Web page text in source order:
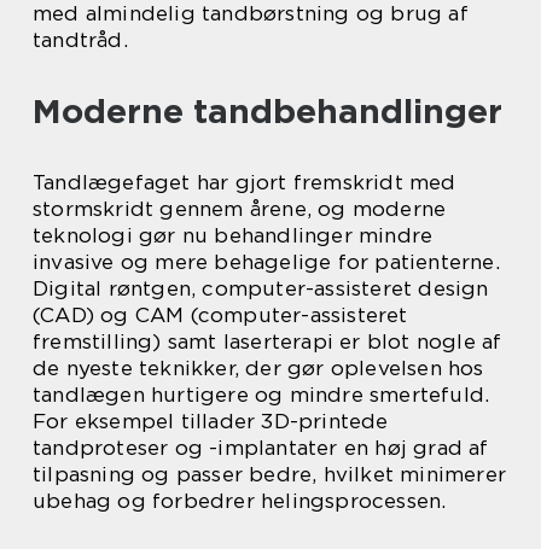
med almindelig tandbørstning og brug af
tandtråd.
Moderne tandbehandlinger
Tandlægefaget har gjort fremskridt med
stormskridt gennem årene, og moderne
teknologi gør nu behandlinger mindre
invasive og mere behagelige for patienterne.
Digital røntgen, computer-assisteret design
(CAD) og CAM (computer-assisteret
fremstilling) samt laserterapi er blot nogle af
de nyeste teknikker, der gør oplevelsen hos
tandlægen hurtigere og mindre smertefuld.
For eksempel tillader 3D-printede
tandproteser og -implantater en høj grad af
tilpasning og passer bedre, hvilket minimerer
ubehag og forbedrer helingsprocessen.